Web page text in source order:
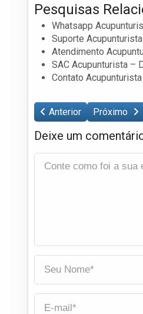
Pesquisas
Whatsapp
Suporte
Atendimento
SAC Acupunturista –
Contato
Anterior Próximo
Deixe um